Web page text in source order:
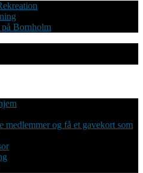
Bornholm
medlemmer og få et gavekort som